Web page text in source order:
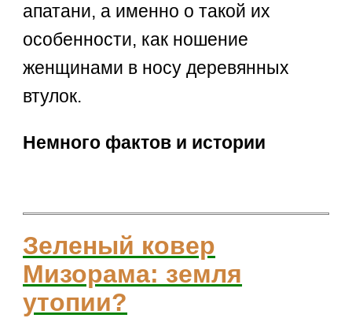
апатани, а именно о такой их
особенности, как ношение
женщинами в носу деревянных
втулок.
Немного фактов и истории
Зеленый ковер
Мизорама: земля
утопии?